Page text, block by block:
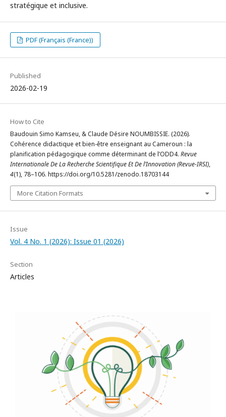
stratégique et inclusive.
PDF (Français (France))
Published
2026-02-19
How to Cite
Baudouin Simo Kamseu, & Claude Désire NOUMBISSIE. (2026).
Cohérence didactique et bien-être enseignant au Cameroun : la
planification pédagogique comme déterminant de l’ODD4. Revue
Internationale De La Recherche Scientifique Et De l’Innovation (Revue-IRSI),
4(1), 78–106. https://doi.org/10.5281/zenodo.18703144
More Citation Formats
Issue
Vol. 4 No. 1 (2026): Issue 01 (2026)
Section
Articles